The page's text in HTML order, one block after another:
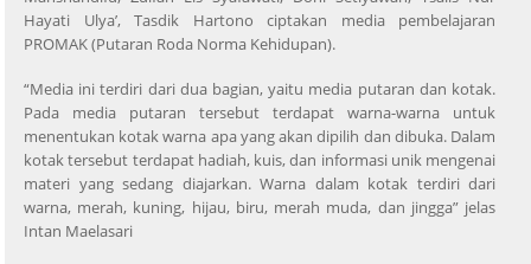
Hayati Ulya’, Tasdik Hartono ciptakan media pembelajaran
PROMAK (Putaran Roda Norma Kehidupan).
“Media ini terdiri dari dua bagian, yaitu media putaran dan kotak.
Pada media putaran tersebut terdapat warna-warna untuk
menentukan kotak warna apa yang akan dipilih dan dibuka. Dalam
kotak tersebut terdapat hadiah, kuis, dan informasi unik mengenai
materi yang sedang diajarkan. Warna dalam kotak terdiri dari
warna, merah, kuning, hijau, biru, merah muda, dan jingga” jelas
Intan Maelasari